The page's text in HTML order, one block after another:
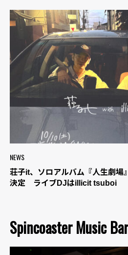
NEWS
荘子it、ソロアルバム『人生劇場
決定 ライブDJはillicit tsuboi
Spincoaster Music